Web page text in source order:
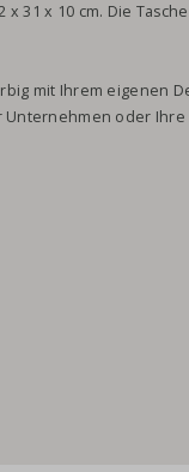
31 x 10 cm. Die
mit Ihrem eigenen
Unternehmen oder